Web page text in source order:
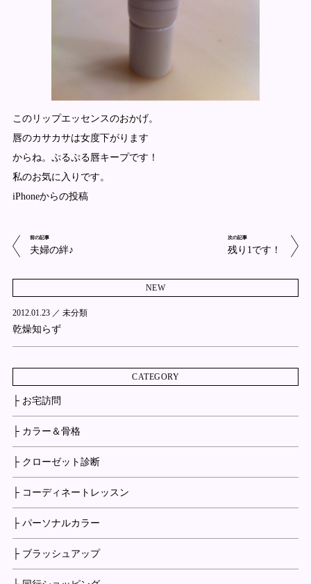
このリップエッセンスのおかげ。
唇のカサカサは女度下がります
からね。ぷるぷる唇キープです！
私のお気に入りです。
iPhoneからの投稿
前の記事
夫婦の絆♪
次の記事
残り1です！
NEW
2012.01.23 ／ 未分類
乾燥知らず
CATEGORY
├ お宅訪問
├ カラー＆骨格
├ クローゼット診断
├ コーディネートレッスン
├ パーソナルカラー
├ ブラッシュアップ